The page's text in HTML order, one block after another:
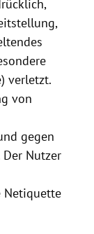
,
verletzt.
von
gegen
Nutzer